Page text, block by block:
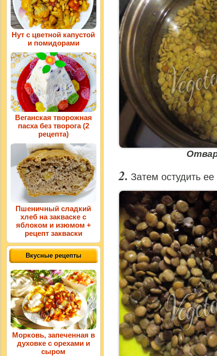
Затем остудить
Нут с цветной капустой
и помидорами
Веганская творожная
пасха без творога (2
рецепта)
Пшеничный сладкий
хлеб на закваске с
яблоком и изюмом +
рецепт закваски
Вкусные рецепты
Морковь, запеченная в
духовке с орехами и
сыром